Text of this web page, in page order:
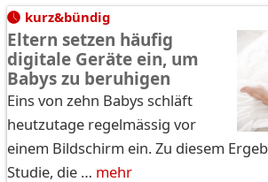
kurz&bündig
Eltern setzen häufig
digitale Geräte ein, um
Babys zu beruhigen
Eins von zehn Babys schläft
heutzutage regelmässig vor
einem Bildschirm ein. Zu diesem
Studie, die … mehr